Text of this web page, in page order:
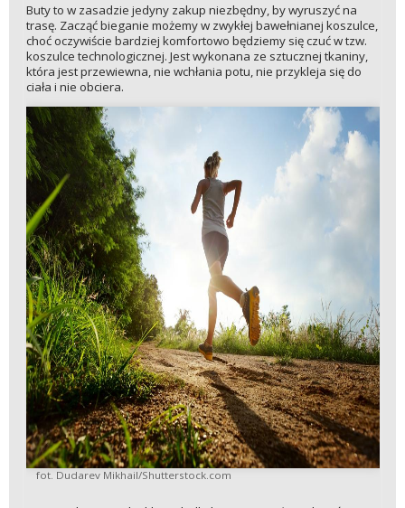
Buty to w zasadzie jedyny zakup niezbędny, by wyruszyć na
trasę. Zacząć bieganie możemy w zwykłej bawełnianej koszulce,
choć oczywiście bardziej komfortowo będziemy się czuć w tzw.
koszulce technologicznej. Jest wykonana ze sztucznej tkaniny,
która jest przewiewna, nie wchłania potu, nie przykleja się do
ciała i nie obciera.
fot. Dudarev Mikhail/Shutterstock.com